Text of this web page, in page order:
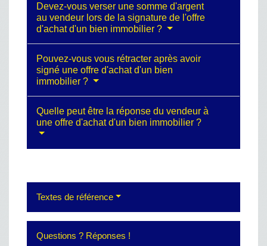
Devez-vous verser une somme d'argent
au vendeur lors de la signature de l'offre
d'achat d'un bien immobilier ?
Pouvez-vous vous rétracter après avoir
signé une offre d'achat d'un bien
immobilier ?
Quelle peut être la réponse du vendeur à
une offre d'achat d'un bien immobilier ?
Textes de référence
Questions ? Réponses !